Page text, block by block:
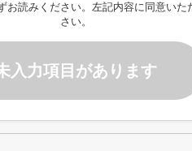
お読みください。左記内容に同意い
さい。
入力項目があります